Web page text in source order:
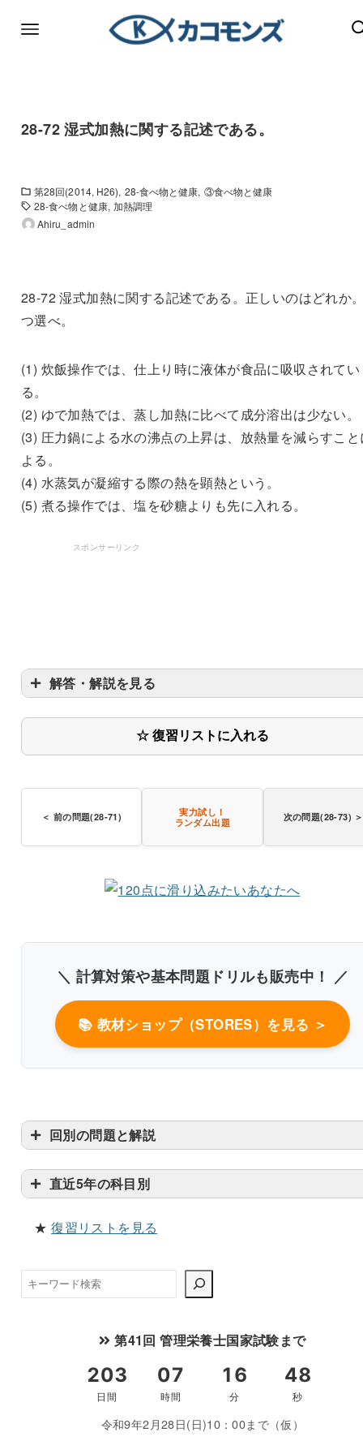
28-72 湿式加熱に関する記述である。
第28回(2014, H26) 28-食べ物と健康 ③食べ物と健康
28-食べ物と健康 加熱調理
Ahiru_admin
28-72 湿式加熱に関する記述である。正しいのはどれか
つ選べ。
(1) 炊飯操作では、仕上り時に液体が食品に吸収されてい
る。
(2) ゆで加熱では、蒸し加熱に比べて成分溶出は少ない。
(3) 圧力鍋による水の沸点の上昇は、放熱量を減らすこ
よる。
(4) 水蒸気が凝縮する際の熱を顕熱という。
(5) 煮る操作では、塩を砂糖よりも先に入れる。
スポンサーリンク
解答・解説を見る
☆ 復習リストに入れる
＜ 前の問題(28-71)
実力試し！
ランダム出題
次の問題(28-73) ＞
＼ 計算対策や基本問題ドリルも販売中！ ／
📚 教材ショップ（STORES）を見る ＞
回別の問題と解説
直近5年の科目別
★復習リストを見る
検
索
第41回 管理栄養士国家試験まで
令和9年2月28日(日)10：00まで（仮）